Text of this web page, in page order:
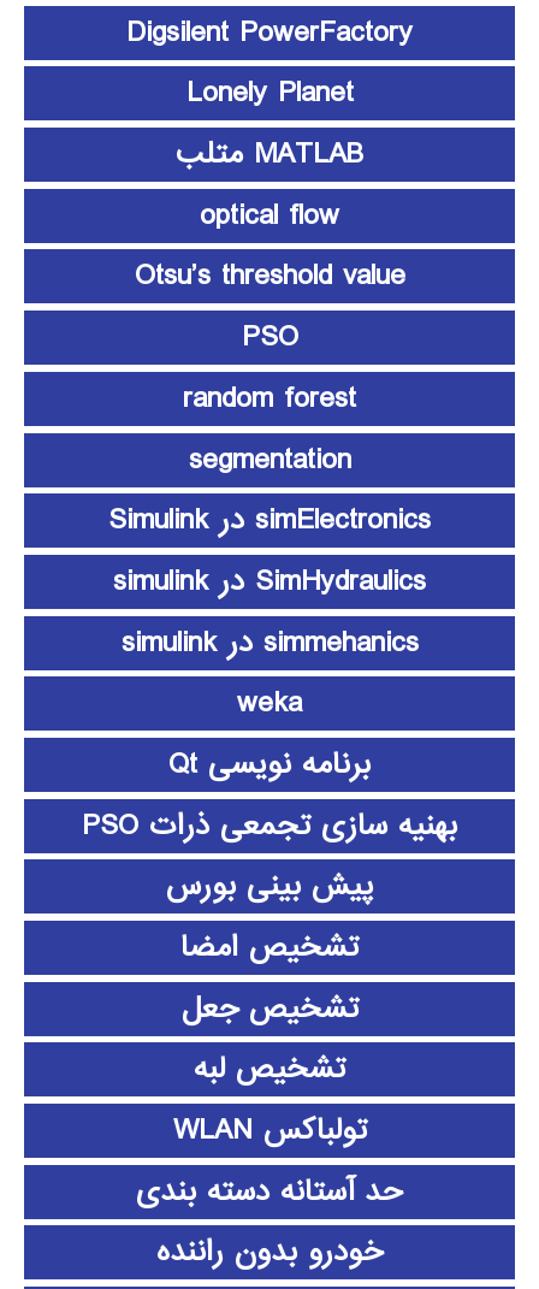
Digsilent PowerFactory
Lonely Planet
MATLAB متلب
optical flow
Otsu’s threshold value
PSO
random forest
segmentation
simElectronics در Simulink
SimHydraulics در simulink
simmehanics در simulink
weka
برنامه نویسی Qt
بهنیه سازی تجمعی ذرات PSO
پیش بینی بورس
تشخیص امضا
تشخیص جعل
تشخیص لبه
تولباکس WLAN
حد آستانه دسته بندی
خودرو بدون راننده